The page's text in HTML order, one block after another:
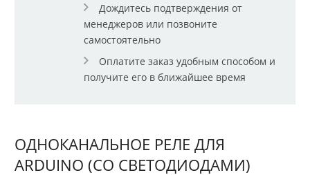
Дождитесь подтверждения от
менеджеров или позвоните
самостоятельно
Оплатите заказ удобным способом и
получите его в ближайшее время
ОДНОКАНАЛЬНОЕ РЕЛЕ ДЛЯ
ARDUINO (СО СВЕТОДИОДАМИ)